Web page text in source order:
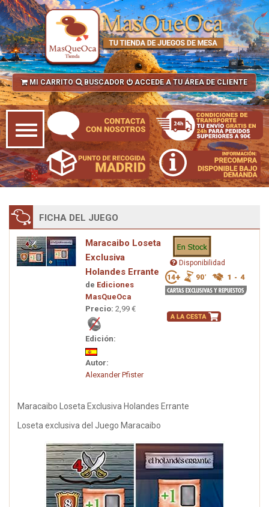
MI CARRITO BUSCADOR ACCEDE A TU ÁREA DE CLIENTE
FICHA DEL JUEGO
Maracaibo Loseta
Exclusiva
Holandes Errante
de Ediciones
MasQueOca
Precio: 2,99 €
Edición:
Autor:
Alexander Pfister
Disponibilidad
Maracaibo Loseta Exclusiva Holandes Errante
Loseta exclusiva del Juego Maracaibo